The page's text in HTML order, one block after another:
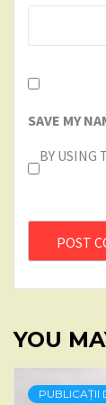
SAVE MY
BY USING
YOU
PUBLICAȚII